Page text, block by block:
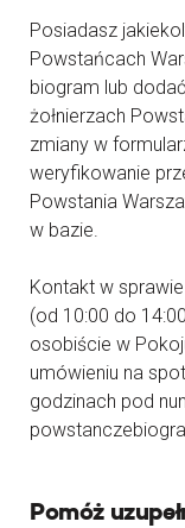
Posiadasz
Powstańcach
biogram lub
żołnierzach
zmiany w
weryfikowanie
Powstania
w bazie.
Kontakt w
(od 10:00 do
osobiście w
umówieniu na
godzinach pod
Pomóż